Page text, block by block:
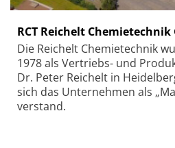
RCT Reichelt Chemietechnik
Die Reichelt Chemietechnik
1978 als Vertriebs- und
Dr. Peter Reichelt in
sich das Unternehmen als
verstand.